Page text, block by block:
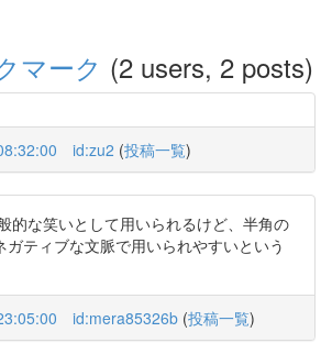
マーク (2 users, 2 posts)
id:zu2 (投稿一覧)
的な笑いとして用いられるけど、半角の
ガティブな文脈で用いられやすいという
id:mera85326b (投稿一覧)